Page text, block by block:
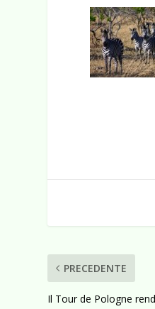
PRECEDENTE
Il Tour de Pologne